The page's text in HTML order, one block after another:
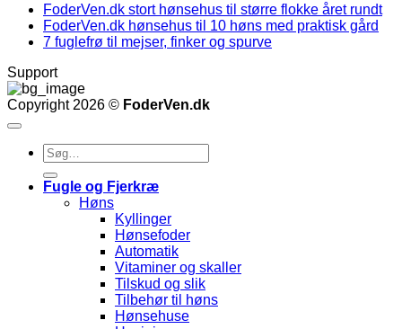
FoderVen.dk stort hønsehus til større flokke året rundt
FoderVen.dk hønsehus til 10 høns med praktisk gård
7 fuglefrø til mejser, finker og spurve
Support
Copyright 2026 © FoderVen.dk
Søg
efter:
Fugle og Fjerkræ
Høns
Kyllinger
Hønsefoder
Automatik
Vitaminer og skaller
Tilskud og slik
Tilbehør til høns
Hønsehuse